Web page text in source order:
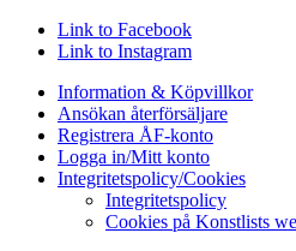
Link to Facebook
Link to Instagram
Information & Köpvillkor
Ansökan återförsäljare
Registrera ÅF-konto
Logga in/Mitt konto
Integritetspolicy/Cookies
Integritetspolicy
Cookies på Konstlists